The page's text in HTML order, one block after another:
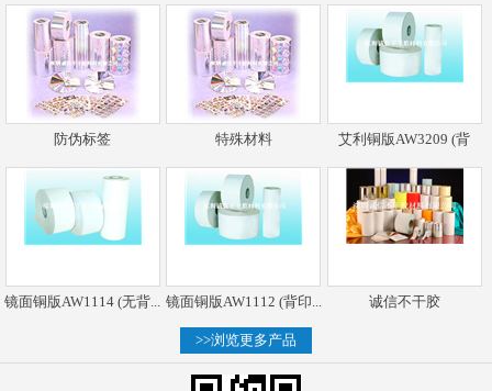
防伪标签 特殊材料 艾利铜版AW3209 (背
镜面铜版AW1114 (无背... 镜面铜版AW1112 (背印... 诚信不干胶
>>浏览更多产品